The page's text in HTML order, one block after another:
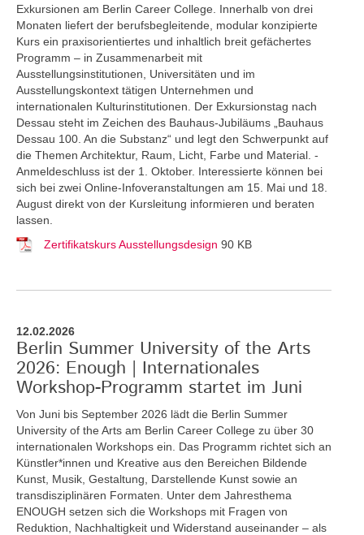
Exkursionen am Berlin Career College. Innerhalb von drei
Monaten liefert der berufsbegleitende, modular konzipierte
Kurs ein praxisorientiertes und inhaltlich breit gefächertes
Programm – in Zusammenarbeit mit
Ausstellungsinstitutionen, Universitäten und im
Ausstellungskontext tätigen Unternehmen und
internationalen Kulturinstitutionen. Der Exkursionstag nach
Dessau steht im Zeichen des Bauhaus-Jubiläums „Bauhaus
Dessau 100. An die Substanz“ und legt den Schwerpunkt auf
die Themen Architektur, Raum, Licht, Farbe und Material. -
Anmeldeschluss ist der 1. Oktober. Interessierte können bei
sich bei zwei Online-Infoveranstaltungen am 15. Mai und 18.
August direkt von der Kursleitung informieren und beraten
lassen.
Zertifikatskurs Ausstellungsdesign 90 KB
12.02.2026
Berlin Summer University of the Arts
2026: Enough | Internationales
Workshop-Programm startet im Juni
Von Juni bis September 2026 lädt die Berlin Summer
University of the Arts am Berlin Career College zu über 30
internationalen Workshops ein. Das Programm richtet sich an
Künstler*innen und Kreative aus den Bereichen Bildende
Kunst, Musik, Gestaltung, Darstellende Kunst sowie an
transdisziplinären Formaten. Unter dem Jahresthema
ENOUGH setzen sich die Workshops mit Fragen von
Reduktion, Nachhaltigkeit und Widerstand auseinander – als